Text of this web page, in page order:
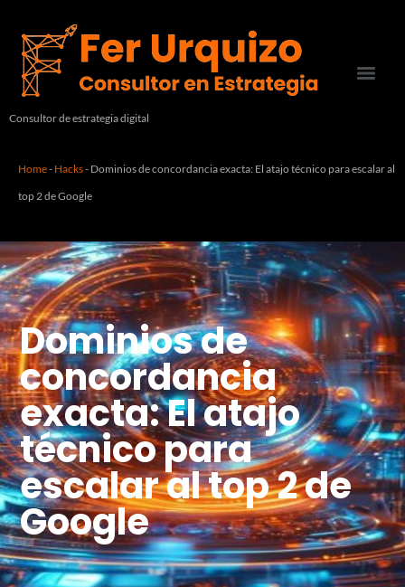
Consultor de estrategia digital
Home- Hacks- Dominios de concordancia exacta: El atajo técnico para escalar al
top 2 de Google
Dominios de
concordancia
exacta: El atajo
técnico para
escalar al top 2 de
Google